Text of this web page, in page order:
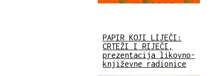
PAPIR KOJI LIJEČI:
CRTEŽI I RIJEČI,
prezentacija likovno-
književne radionice